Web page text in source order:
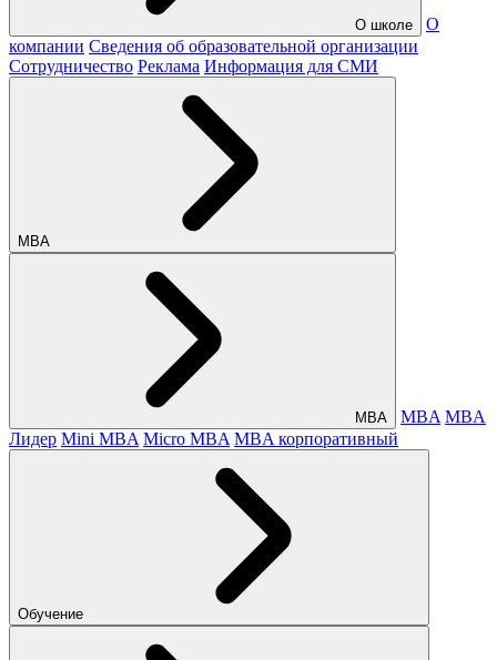
О школе
О
компании Сведения об образовательной организации
Сотрудничество Реклама Информация для СМИ
МВА
МВА MBA MBA
Лидер Mini MBA Micro MBA MBA корпоративный
Обучение